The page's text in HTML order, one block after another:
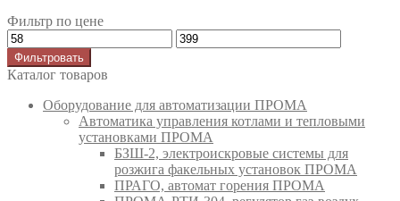
Фильтр по цене
Фильтровать
Каталог товаров
Оборудование для автоматизации ПРОМА
Автоматика управления котлами и тепловыми
установками ПРОМА
БЗШ-2, электроискровые системы для
розжига факельных установок ПРОМА
ПРАГО, автомат горения ПРОМА